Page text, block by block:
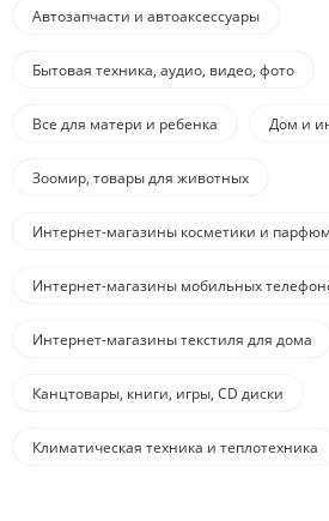
Автозапчасти и автоаксессуары
Бытовая техника, аудио, видео, фото
Все для матери и ребенка Дом и
Зоомир, товары для животных
Интернет-магазины косметики и
Интернет-магазины мобильных
Интернет-магазины текстиля для дома
Канцтовары, книги, игры, CD диски
Климатическая техника и теплотехника